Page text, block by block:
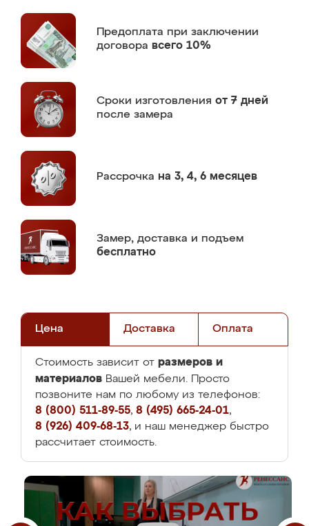
Предоплата при заключении
договора всего 10%
Сроки изготовления от 7 дней
после замера
Рассрочка на 3, 4, 6 месяцев
Замер, доставка и подъем
бесплатно
Цена Доставка Оплата
Стоимость зависит от размеров и
материалов Вашей мебели. Просто
позвоните нам по любому из телефонов:
8 (800) 511-89-55, 8 (495) 665-24-01,
8 (926) 409-68-13, и наш менеджер быстро
рассчитает стоимость.